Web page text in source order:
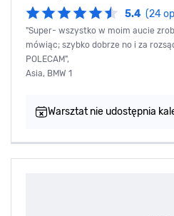
5.4 (24
"Super- wszystko w moim aucie
mówiąc; szybko dobrze no i za
POLECAM",
Asia, BMW 1
Warsztat nie udostępnia